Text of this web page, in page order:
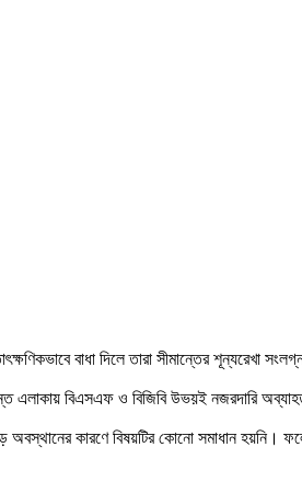
বাধা দিলে তারা সীমান্তের শূন্যরেখা
এলাকায় বিএসএফ ও বিজিবি উভয়ই নজরদারি
অবস্থানের কারণে বিষয়টির কোনো সমাধান